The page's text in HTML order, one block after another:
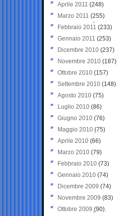
Aprile 2011 (248)
Marzo 2011 (255)
Febbraio 2011 (233)
Gennaio 2011 (253)
Dicembre 2010 (237)
Novembre 2010 (187)
Ottobre 2010 (157)
Settembre 2010 (148)
Agosto 2010 (75)
Luglio 2010 (86)
Giugno 2010 (76)
Maggio 2010 (75)
Aprile 2010 (66)
Marzo 2010 (79)
Febbraio 2010 (73)
Gennaio 2010 (74)
Dicembre 2009 (74)
Novembre 2009 (83)
Ottobre 2009 (90)